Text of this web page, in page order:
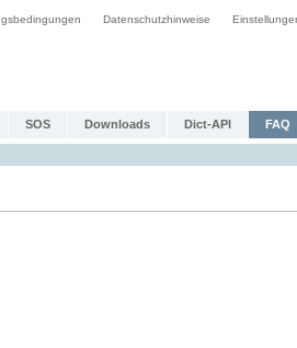
Datenschutzhinweise
SOS Downloads Dict-API FAQ